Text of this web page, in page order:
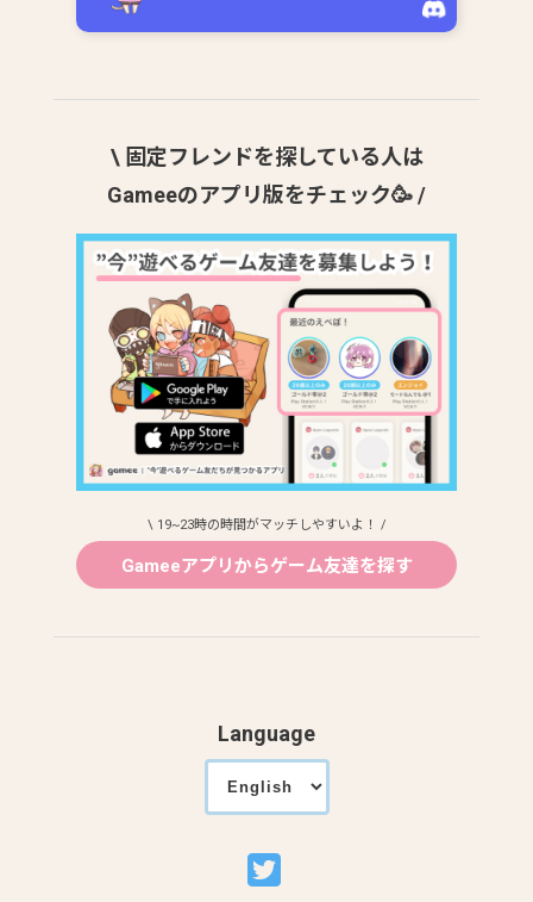
\ 固定フレンドを探している人は
Gameeのアプリ版をチェック🥳 /
\ 19~23時の時間がマッチしやすいよ！ /
Gameeアプリからゲーム友達を探す
Language